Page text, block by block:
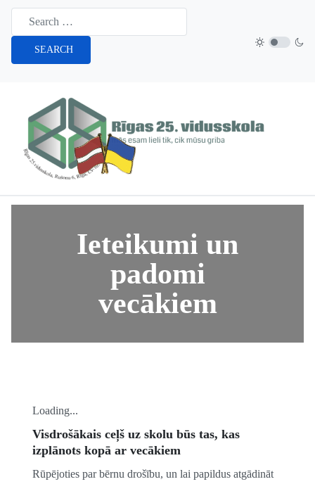
SEARCH
Ieteikumi un
padomi
vecākiem
Loading...
Visdrošākais ceļš uz skolu būs tas, kas
izplānots kopā ar vecākiem
Rūpējoties par bērnu drošību, un lai papildus atgādināt